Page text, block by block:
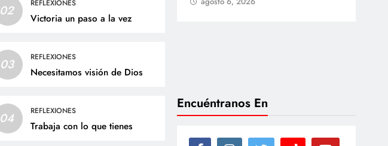
02 REFLEXIONES
Victoria un paso a la vez
03 REFLEXIONES
Necesitamos visión de Dios
04 REFLEXIONES
Trabaja con lo que tienes
agosto 6, 2026
Encuéntranos En